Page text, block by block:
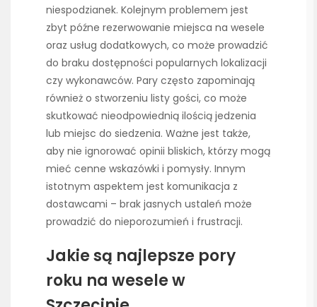
niespodzianek. Kolejnym problemem jest
zbyt późne rezerwowanie miejsca na wesele
oraz usług dodatkowych, co może prowadzić
do braku dostępności popularnych lokalizacji
czy wykonawców. Pary często zapominają
również o stworzeniu listy gości, co może
skutkować nieodpowiednią ilością jedzenia
lub miejsc do siedzenia. Ważne jest także,
aby nie ignorować opinii bliskich, którzy mogą
mieć cenne wskazówki i pomysły. Innym
istotnym aspektem jest komunikacja z
dostawcami – brak jasnych ustaleń może
prowadzić do nieporozumień i frustracji.
Jakie są najlepsze pory
roku na wesele w